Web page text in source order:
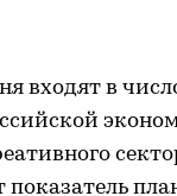
входят в
показатель